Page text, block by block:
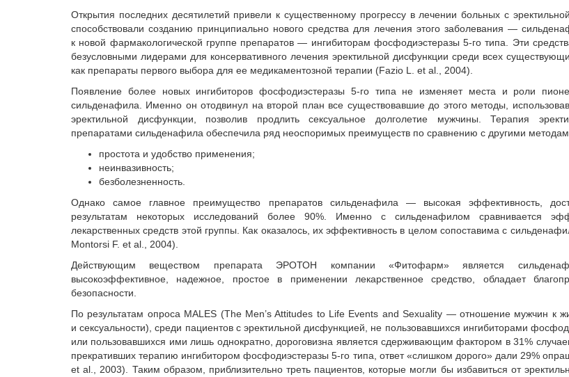
Открытия последних десятилетий привели к существенному прогрессу в лечении больных с
способствовали созданию принципиально нового средства для лечения этого заболевания —
к новой фармакологической группе препаратов — ингибиторам фосфодиэстеразы 5-го типа. Эти
безусловными лидерами для консервативного лечения эректильной дисфункции среди всех
как препараты первого выбора для ее медикаментозной терапии (Fazio L. et al., 2004).
Появление более новых ингибиторов фосфодиэстеразы 5-го типа не изменяет места и роли
сильденафила. Именно он отодвинул на второй план все существовавшие до этого методы,
эректильной дисфункции, позволив продлить сексуальное долголетие мужчины. Терапия
препаратами сильденафила обеспечила ряд неоспоримых преимуществ по сравнению с другими
простота и удобство применения;
неинвазивность;
безболезненность.
Однако самое главное преимущество препаратов сильденафила — высокая эффективность,
результатам некоторых исследований более 90%. Именно с сильденафилом сравнивается
лекарственных средств этой группы. Как оказалось, их эффективность в целом сопоставима с
Montorsi F. et al., 2004).
Действующим веществом препарата ЭРОТОН компании «Фитофарм» является
высокоэффективное, надежное, простое в применении лекарственное средство, обладает
безопасности.
По результатам опроса MALES (The Men’s Attitudes to Life Events and Sexuality — отношение мужчин к
и сексуальности), среди пациентов с эректильной дисфункцией, не пользовавшихся ингибиторами
или пользовавшихся ими лишь однократно, дороговизна является сдерживающим фактором в 31%
прекративших терапию ингибитором фосфодиэстеразы 5-го типа, ответ «слишком дорого» дали 29%
et al., 2003). Таким образом, приблизительно треть пациентов, которые могли бы избавиться от